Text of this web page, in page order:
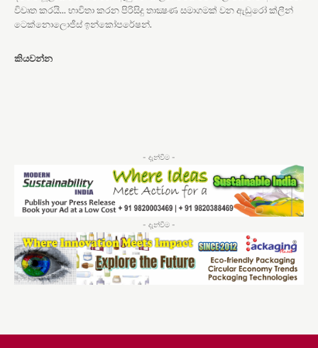
විවෘත කරයි... භාවිතා කරන පිරිසිදු තාක්‍ෂණ සමාගමක් වන ඇඩුරෝ ක්ලීන්
ටෙක්නොලොජීස් ඉන්කෝපරේෂන්.
කියවන්න
- දැන්වීම -
- දැන්වීම -